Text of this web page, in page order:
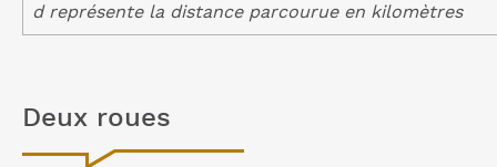
d représente la distance parcourue en kilomètres
Deux roues